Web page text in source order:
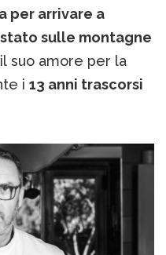
per arrivare a
sulle montagne
suo amore per la
i 13 anni trascorsi